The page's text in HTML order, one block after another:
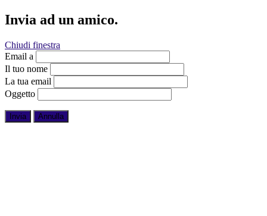
Invia ad un amico.
Chiudi finestra
Email a
Il tuo nome
La tua email
Oggetto
Invia Annulla